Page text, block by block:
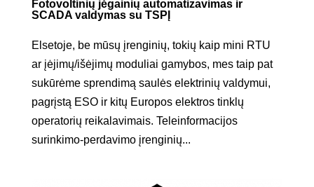
Fotovoltinių jėgainių automatizavimas ir
SCADA valdymas su TSPĮ
Elsetoje, be mūsų įrenginių, tokių kaip mini RTU
ar įėjimų/išėjimų moduliai gamybos, mes taip pat
sukūrėme sprendimą saulės elektrinių valdymui,
pagrįstą ESO ir kitų Europos elektros tinklų
operatorių reikalavimais. Teleinformacijos
surinkimo-perdavimo įrenginių...